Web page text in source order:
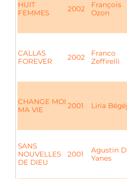
HUIT
FEMMES
2002
François
Ozon
CALLAS
FOREVER
2002
Franco
Zeffirelli
CHANGE MOI
MA VIE
2001 Liria
SANS
NOUVELLES
DE DIEU
2001
Agustin
Yanes